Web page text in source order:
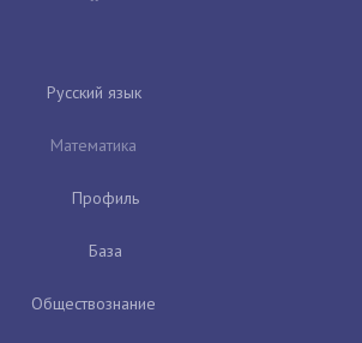
Русский язык
Математика
Профиль
База
Обществознание